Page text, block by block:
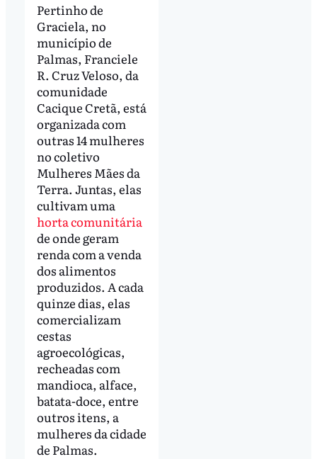
Pertinho de
Graciela, no
município de
Palmas, Franciele
R. Cruz Veloso, da
comunidade
Cacique Cretã, está
organizada com
outras 14 mulheres
no coletivo
Mulheres Mães da
Terra. Juntas, elas
cultivam uma
horta comunitária
de onde geram
renda com a venda
dos alimentos
produzidos. A cada
quinze dias, elas
comercializam
cestas
agroecológicas,
recheadas com
mandioca, alface,
batata-doce, entre
outros itens, a
mulheres da cidade
de Palmas.